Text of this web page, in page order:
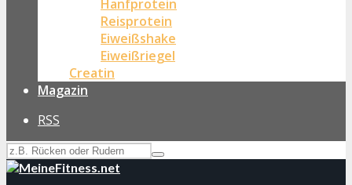
Hanfprotein
Reisprotein
Eiweißshake
Eiweißriegel
Creatin
Magazin
RSS